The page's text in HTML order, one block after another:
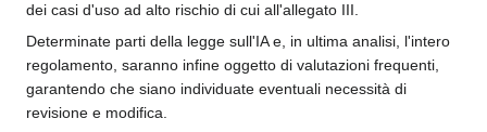
dei casi d'uso ad alto rischio di cui all'allegato III.
Determinate parti della legge sull'IA e, in ultima analisi, l'intero
regolamento, saranno infine oggetto di valutazioni frequenti,
garantendo che siano individuate eventuali necessità di
revisione e modifica.